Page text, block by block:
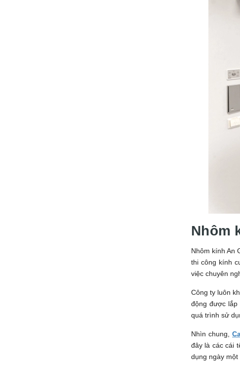
Nhôm
Nhôm kính An
thi công kính
việc chuyên
Công ty luôn
động được lắp
quá trình sử
Nhìn chung,
đây là các cái
dụng ngày